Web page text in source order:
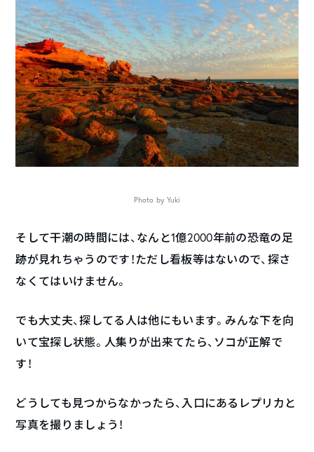
Photo by Yuki
そして干潮の時間には、なんと1億2000年前の恐竜の足
跡が見れちゃうのです！ただし看板等はないので、探さ
なくてはいけません。
でも大丈夫、探してる人は他にもいます。みんな下を向
いて宝探し状態。人集りが出来てたら、ソコが正解で
す！
どうしても見つからなかったら、入口にあるレプリカと
写真を撮りましょう！